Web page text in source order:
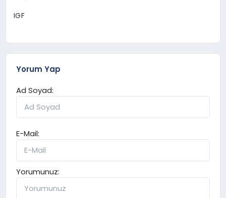
IGF
Yorum Yap
Ad Soyad:
E-Mail:
Yorumunuz: